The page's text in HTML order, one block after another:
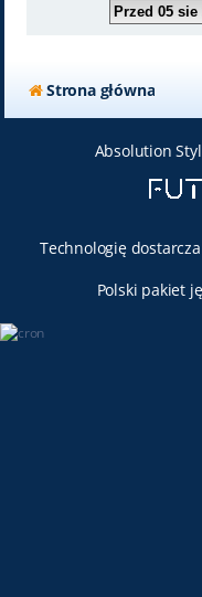
Strona główna
Absolution
Technologię dostarcza
Polski pakiet